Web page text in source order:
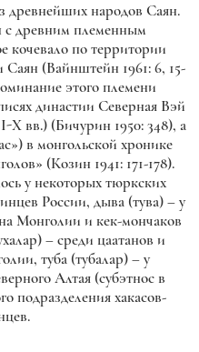
древнейших народов Саян.
с древним племенным
кочевало по территории
(Вайнштейн 1961: 6, 15-
этого племени
династии Северная Вэй
вв.) (Бичурин 1950: 348), а
в монгольской хронике
(Козин 1941: 171-178).
у некоторых тюркских
России, дыва (тува) – у
Монголии и кек-мончаков
– среди цаатанов и
туба (тубалар) – у
Алтая (субэтнос в
подразделения хакасов-